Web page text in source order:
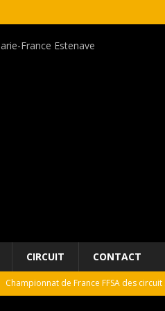
CIRCUIT CONTACT
Championnat de France FFSA des